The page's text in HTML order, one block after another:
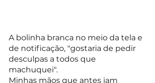
A bolinha branca no meio da tela e
de notificação, "gostaria de pedir
desculpas a todos que
machuquei".
Minhas mãos que antes iam